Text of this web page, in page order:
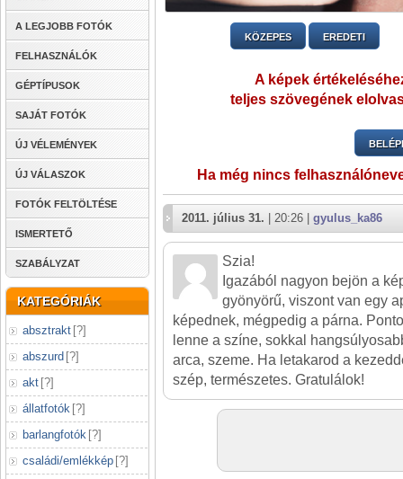
A LEGJOBB FOTÓK
FELHASZNÁLÓK
GÉPTÍPUSOK
SAJÁT FOTÓK
ÚJ VÉLEMÉNYEK
ÚJ VÁLASZOK
FOTÓK FELTÖLTÉSE
ISMERTETŐ
SZABÁLYZAT
KATEGÓRIÁK
absztrakt [?]
abszurd [?]
akt [?]
állatfotók [?]
barlangfotók [?]
családi/emlékkép [?]
KÖZEPES EREDETI
A képek
teljes szövegének
Ha még nincs
2011. július 31. | 20:26 | gyulus_ka86
Szia!
Igazából nagyon bejön a
gyönyörű, viszont van egy
képednek, mégpedig a párna.
lenne a színe, sokkal
arca, szeme. Ha letakarod a
szép, természetes. Gratulálok!